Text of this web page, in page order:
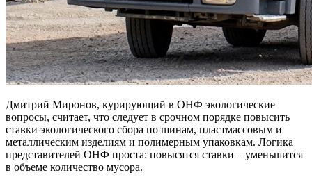
Дмитрий Миронов, курирующий в ОНФ экологические
вопросы, считает, что следует в срочном порядке повысить
ставки экологического сбора по шинам, пластмассовым и
металлическим изделиям и полимерным упаковкам. Логика
представителей ОНФ проста: повысятся ставки – уменьшится
в объеме количество мусора.